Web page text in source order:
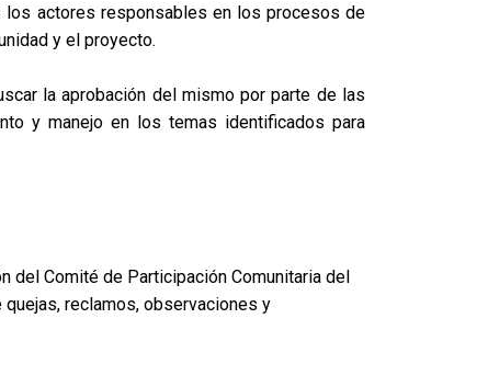
los actores responsables en los procesos de
y el proyecto.
la aprobación del mismo por parte de las
y manejo en los temas identificados para
del Comité de Participación Comunitaria del
reclamos, observaciones y